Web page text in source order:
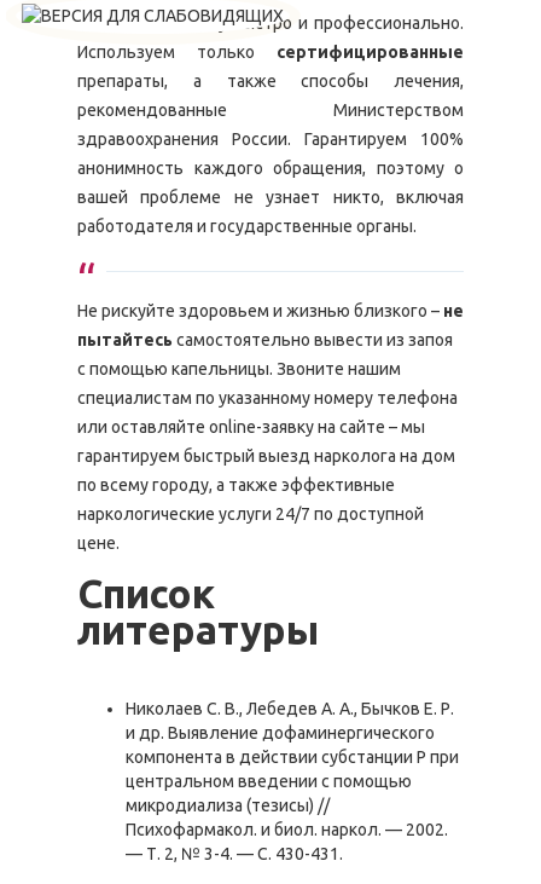
Работаем на дому быстро и профессионально.
Используем только сертифицированные
препараты, а также способы лечения,
рекомендованные Министерством
здравоохранения России. Гарантируем 100%
анонимность каждого обращения, поэтому о
вашей проблеме не узнает никто, включая
работодателя и государственные органы.
Не рискуйте здоровьем и жизнью близкого – не
пытайтесь самостоятельно вывести из запоя
с помощью капельницы. Звоните нашим
специалистам по указанному номеру телефона
или оставляйте online-заявку на сайте – мы
гарантируем быстрый выезд нарколога на дом
по всему городу, а также эффективные
наркологические услуги 24/7 по доступной
цене.
Список
литературы
Николаев С. В., Лебедев А. А., Бычков Е. Р.
и др. Выявление дофаминергического
компонента в действии субстанции Р при
центральном введении с помощью
микродиализа (тезисы) //
Психофармакол. и биол. наркол. — 2002.
— Т. 2, № 3-4. — С. 430-431.